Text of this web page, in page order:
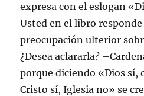
expresa con el eslogan
Usted en el libro
preocupación ulterior
¿Desea aclararla?
porque diciendo «Dios sí,
Cristo sí, Iglesia no» se